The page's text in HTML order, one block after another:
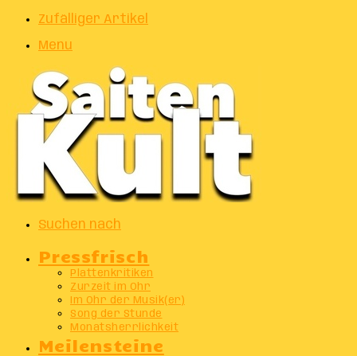
Zufälliger Artikel
Menu
Suchen nach
Pressfrisch
Plattenkritiken
Zurzeit im Ohr
Im Ohr der Musik(er)
Song der Stunde
Monatsherrlichkeit
Meilensteine